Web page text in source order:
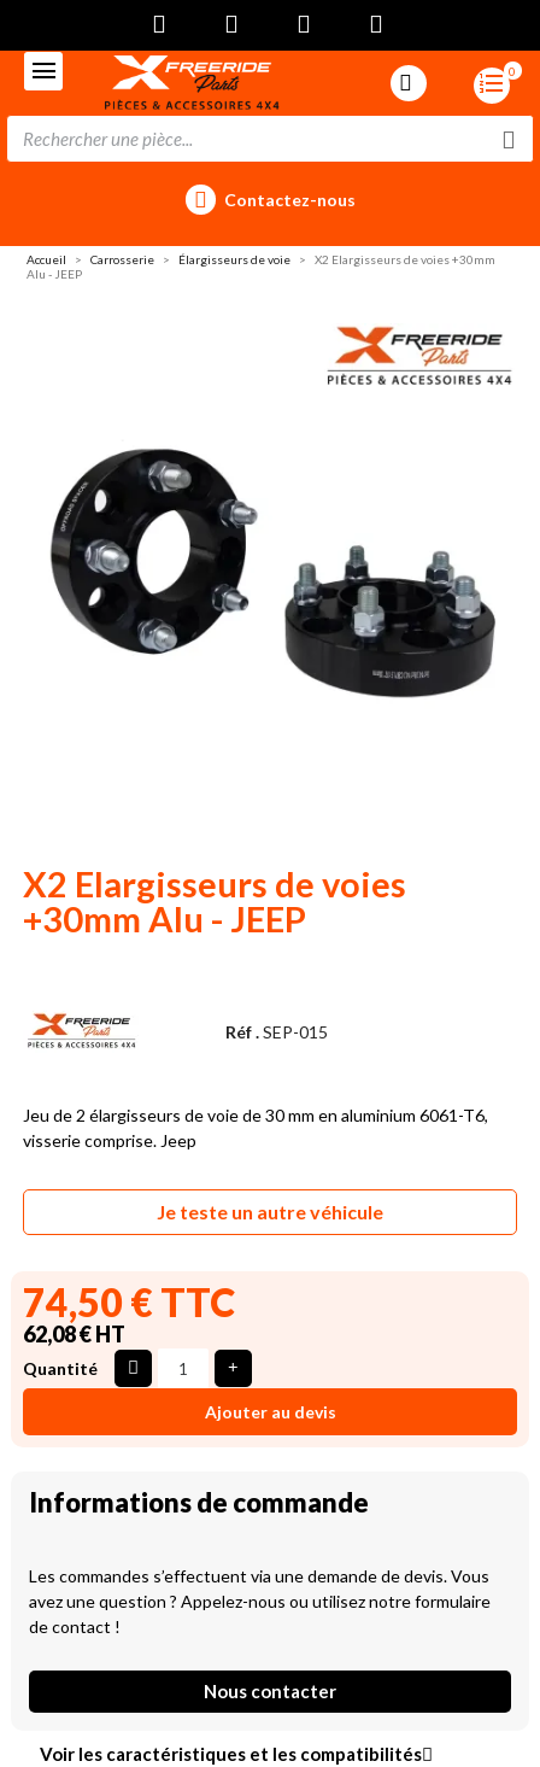
0
Contactez-nous
Accueil Carrosserie Élargisseurs de voie
X2 Elargisseurs de voies +30mm
Alu - JEEP
X2 Elargisseurs de voies
+30mm Alu - JEEP
Réf .SEP-015
Jeu de 2 élargisseurs de voie de 30 mm en aluminium 6061-T6,
visserie comprise. Jeep
Je teste un autre véhicule
74,50 € TTC
62,08 € HT
Quantité
Ajouter au devis
Informations de commande
Les commandes s’effectuent via une demande de devis. Vous
avez une question ? Appelez-nous ou utilisez notre formulaire
de contact !
Nous contacter
Voir les caractéristiques et les compatibilités